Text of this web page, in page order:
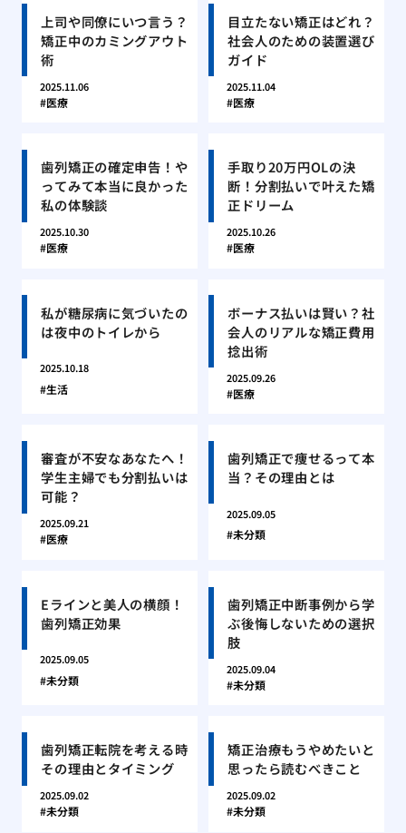
上司や同僚にいつ言う？
矯正中のカミングアウト
術
2025.11.06
医療
目立たない矯正はどれ？
社会人のための装置選び
ガイド
2025.11.04
医療
歯列矯正の確定申告！や
ってみて本当に良かった
私の体験談
2025.10.30
医療
手取り20万円OLの決
断！分割払いで叶えた矯
正ドリーム
2025.10.26
医療
私が糖尿病に気づいたの
は夜中のトイレから
2025.10.18
生活
ボーナス払いは賢い？社
会人のリアルな矯正費用
捻出術
2025.09.26
医療
審査が不安なあなたへ！
学生主婦でも分割払いは
可能？
2025.09.21
医療
歯列矯正で痩せるって本
当？その理由とは
2025.09.05
未分類
Eラインと美人の横顔！
歯列矯正効果
2025.09.05
未分類
歯列矯正中断事例から学
ぶ後悔しないための選択
肢
2025.09.04
未分類
歯列矯正転院を考える時
その理由とタイミング
2025.09.02
未分類
矯正治療もうやめたいと
思ったら読むべきこと
2025.09.02
未分類